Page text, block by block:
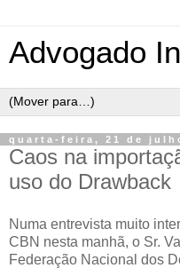
Advogado
quarta-feira, 21 de
Caos na
uso do Drawback
Numa entrevista muito
CBN nesta manhã, o Sr.
Federação Nacional dos